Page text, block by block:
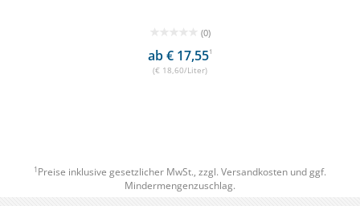
(0)
ab € 17,551
(€ 18,60/Liter)
1 Preise inklusive gesetzlicher MwSt., zzgl. Versandkosten und ggf.
Mindermengenzuschlag.